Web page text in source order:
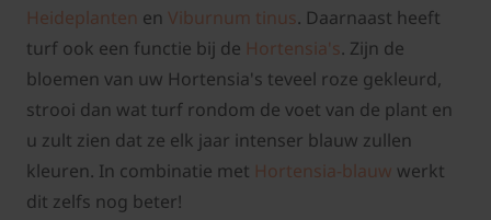
Heideplanten en Viburnum tinus. Daarnaast heeft
turf ook een functie bij de Hortensia's. Zijn de
bloemen van uw Hortensia's teveel roze gekleurd,
strooi dan wat turf rondom de voet van de plant en
u zult zien dat ze elk jaar intenser blauw zullen
kleuren. In combinatie met Hortensia-blauw werkt
dit zelfs nog beter!